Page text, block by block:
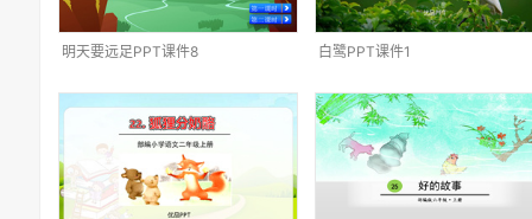
明天要远足PPT课件8 白鹭PPT课件1